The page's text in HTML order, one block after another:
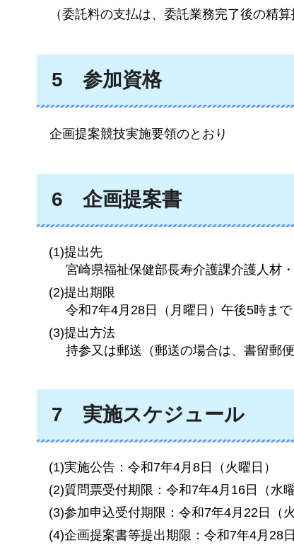
（委託料の支払は、委託業務完了後の精算
5 参加資格
企画提案競技実施要領のとおり
6 企画提案書
(1)提出先
宮崎県福祉保健部長寿介護課介護人材
(2)提出期限
令和7年4月28日（月曜日）午後5時まで
(3)提出方法
持参又は郵送（郵送の場合は、書留郵
7 実施スケジュール
(1)実施公告：令和7年4月8日（火曜日）
(2)質問票受付期限：令和7年4月16日（水
(3)参加申込受付期限：令和7年4月22日（
(4)企画提案書等提出期限：令和7年4月28